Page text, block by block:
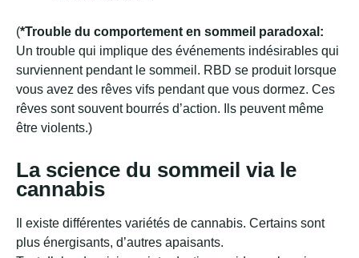
(*Trouble du comportement en sommeil paradoxal:
Un trouble qui implique des événements indésirables qui
surviennent pendant le sommeil. RBD se produit lorsque
vous avez des rêves vifs pendant que vous dormez. Ces
rêves sont souvent bourrés d’action. Ils peuvent même
être violents.)
La science du sommeil via le
cannabis
Il existe différentes variétés de cannabis. Certains sont
plus énergisants, d’autres apaisants.